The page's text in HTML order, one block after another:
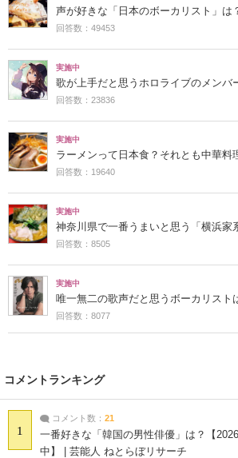
声が好きな「日本のボーカリスト」は
回答数：49453
実施中
歌が上手だと思うホロライブのメンバ
回答数：23836
実施中
ラーメンって日本食？それとも中華料
回答数：19640
実施中
神奈川県で一番うまいと思う「横浜家
回答数：8505
実施中
唯一無二の歌声だと思うボーカリスト
回答数：8077
コメントランキング
1
コメント数： 21
一番好きな「韓国の男性俳優」は？【
中】 | 芸能人 ねとらぼリサーチ